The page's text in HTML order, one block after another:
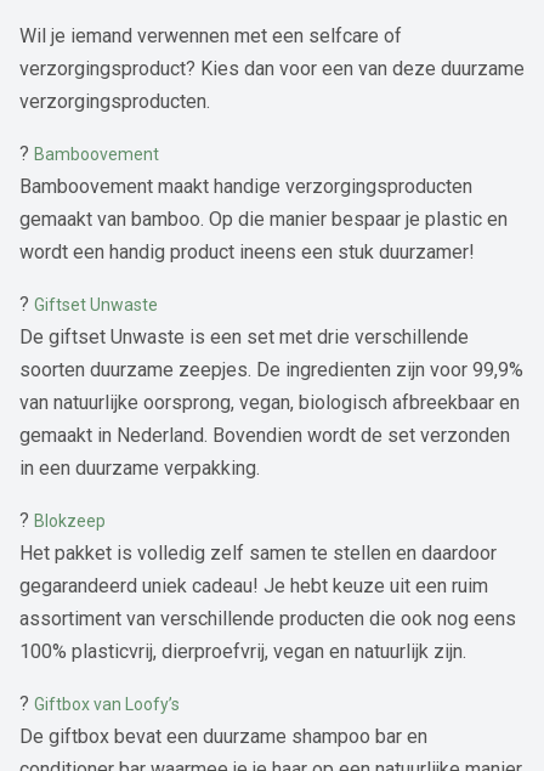
Wil je iemand verwennen met een selfcare of
verzorgingsproduct? Kies dan voor een van deze duurzame
verzorgingsproducten.
? Bamboovement
Bamboovement maakt handige verzorgingsproducten
gemaakt van bamboo. Op die manier bespaar je plastic en
wordt een handig product ineens een stuk duurzamer!
? Giftset Unwaste
De giftset Unwaste is een set met drie verschillende
soorten duurzame zeepjes. De ingredienten zijn voor 99,9%
van natuurlijke oorsprong, vegan, biologisch afbreekbaar en
gemaakt in Nederland. Bovendien wordt de set verzonden
in een duurzame verpakking.
? Blokzeep
Het pakket is volledig zelf samen te stellen en daardoor
gegarandeerd uniek cadeau! Je hebt keuze uit een ruim
assortiment van verschillende producten die ook nog eens
100% plasticvrij, dierproefvrij, vegan en natuurlijk zijn.
? Giftbox van Loofy’s
De giftbox bevat een duurzame shampoo bar en